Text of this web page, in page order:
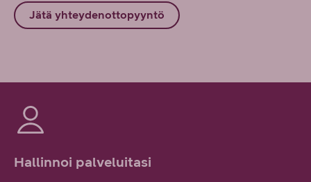
Jätä yhteydenottopyyntö
Hallinnoi palveluitasi